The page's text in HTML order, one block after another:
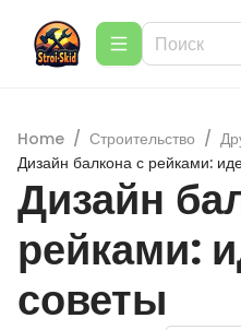
Home / Строительство /
Дизайн балкона с рейками:
Дизайн
рейками:
советы